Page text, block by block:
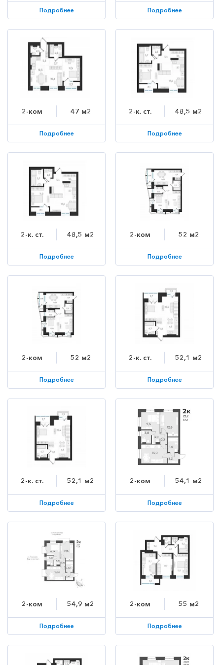
Подробнее Подробнее
2-ком 47 м2
Подробнее
2-к. ст. 48,5 м2
Подробнее
2-к. ст. 48,5 м2
Подробнее
2-ком 52 м2
Подробнее
2-ком 52 м2
Подробнее
2-к. ст. 52,1 м2
Подробнее
2-к. ст. 52,1 м2
Подробнее
2-ком 54,1 м2
Подробнее
2-ком 54,9 м2
Подробнее
2-ком 55 м2
Подробнее